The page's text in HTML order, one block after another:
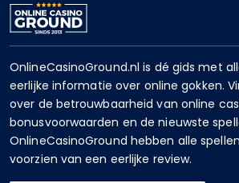
OnlineCasinoGround.nl is dé gids met
eerlijke informatie over online gokken.
over de betrouwbaarheid van online
bonusvoorwaarden en de nieuwste
OnlineCasinoGround hebben alle
voorzien van een eerlijke review.